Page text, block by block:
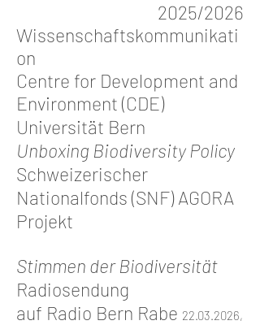
2025/2026
Wissenschaftskommunikati
on
Centre for Development and
Environment (CDE)
Universität Bern
Unboxing Biodiversity Policy
Schweizerischer
Nationalfonds (SNF) AGORA
Projekt
Stimmen der Biodiversität
Radiosendung
auf Radio Bern Rabe 22.03.2026,